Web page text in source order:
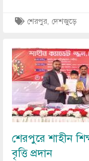
শেরপুর, দেশজুড়ে
Image
শেরপুরে শাহীন
বৃত্তি প্রদান